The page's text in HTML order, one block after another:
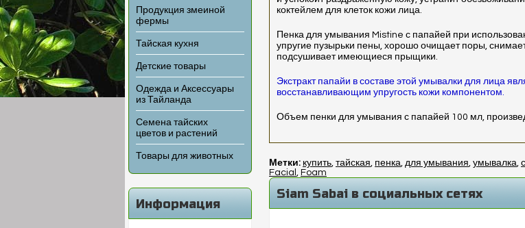
Продукция змеиной
фермы
Тайская кухня
Детские товары
Одежда и Аксессуары
из Тайланда
Семена тайских
цветов и растений
Товары для животных
Информация
коктейлем для клеток кожи лица.
Пенка для умывания Mistine с папайей при
упругие пузырьки пены, хорошо очищает поры,
подсушивает имеющиеся прыщики.
Экстракт папайи в составе этой умывалки для лица
восстанавливающим упругость кожи компонентом.
Объем пенки для умывания с папайей 100 мл,
Метки: купить, тайская, пенка, для умывания, умывалка,
Facial , Foam
Siam Sabai в социальных сетях